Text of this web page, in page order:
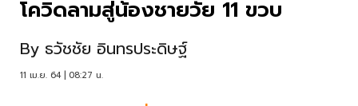
โควิดลามสู่น้องชายวัย 11 ขวบ
By ธวัชชัย อินทรประดิษฐ์
11 เม.ย. 64 | 08:27 น.